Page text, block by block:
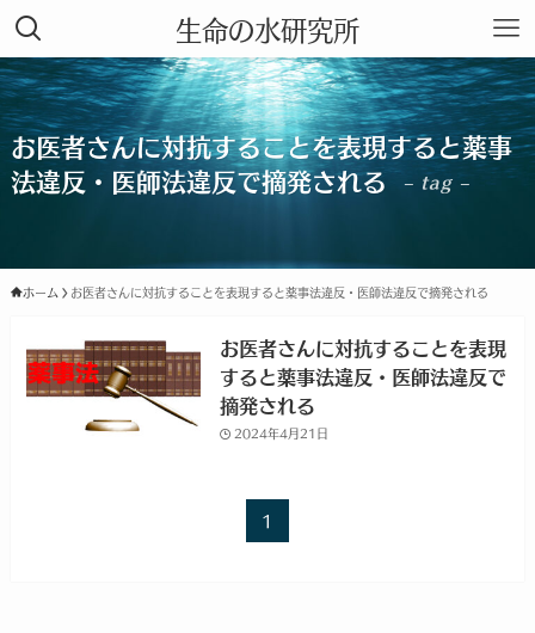
生命の水研究所
お医者さんに対抗することを表現すると薬事
法違反・医師法違反で摘発される
– tag –
ホーム お医者さんに対抗することを表現すると薬事法違反・医師法違反で摘発される
お医者さんに対抗することを表現
すると薬事法違反・医師法違反で
摘発される
2024年4月21日
1